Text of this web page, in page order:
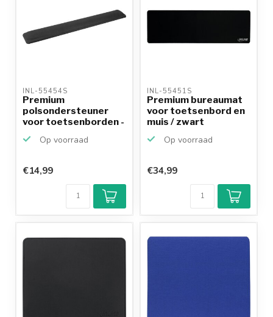
INL-55454S
Premium
polsondersteuner
voor toetsenborden -
Op voorraad
€14,99
INL-55451S
Premium bureaumat
voor toetsenbord en
muis / zwart
Op voorraad
€34,99